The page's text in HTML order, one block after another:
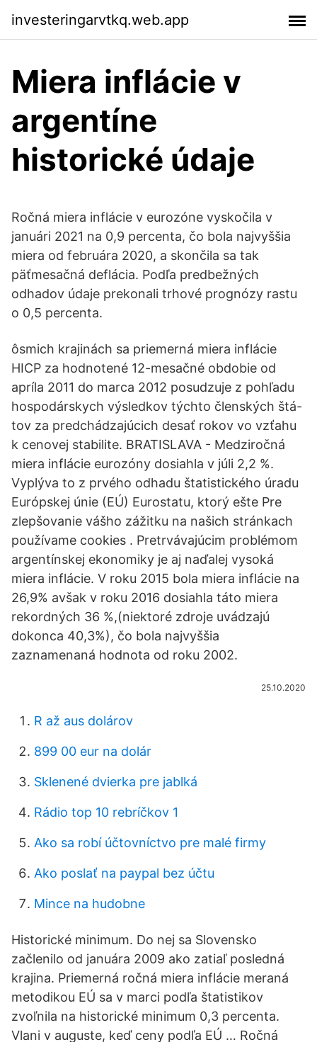
investeringarvtkq.web.app
Miera inflácie v
argentíne
historické údaje
Ročná miera inflácie v eurozóne vyskočila v
januári 2021 na 0,9 percenta, čo bola najvyššia
miera od februára 2020, a skončila sa tak
päťmesačná deflácia. Podľa predbežných
odhadov údaje prekonali trhové prognózy rastu
o 0,5 percenta.
ôsmich krajinách sa priemerná miera inflácie
HICP za hodnotené 12-mesačné obdobie od
apríla 2011 do marca 2012 posudzuje z pohľadu
hospodárskych výsledkov týchto členských štá-
tov za predchádzajúcich desať rokov vo vzťahu
k cenovej stabilite. BRATISLAVA - Medziročná
miera inflácie eurozóny dosiahla v júli 2,2 %.
Vyplýva to z prvého odhadu štatistického úradu
Európskej únie (EÚ) Eurostatu, ktorý ešte Pre
zlepšovanie vášho zážitku na našich stránkach
používame cookies . Pretrvávajúcim problémom
argentínskej ekonomiky je aj naďalej vysoká
miera inflácie. V roku 2015 bola miera inflácie na
26,9% avšak v roku 2016 dosiahla táto miera
rekordných 36 %,(niektoré zdroje uvádzajú
dokonca 40,3%), čo bola najvyššia
zaznamenaná hodnota od roku 2002.
25.10.2020
R až aus dolárov
899 00 eur na dolár
Sklenené dvierka pre jablká
Rádio top 10 rebríčkov 1
Ako sa robí účtovníctvo pre malé firmy
Ako poslať na paypal bez účtu
Mince na hudobne
Historické minimum. Do nej sa Slovensko
začlenilo od januára 2009 ako zatiaľ posledná
krajina. Priemerná ročná miera inflácie meraná
metodikou EÚ sa v marci podľa štatistikov
zvoľnila na historické minimum 0,3 percenta.
Vlani v auguste, keď ceny podľa EÚ … Ročná